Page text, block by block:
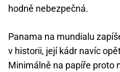
hodně nebezpečná.
Panama na mundialu
v historii, její kádr navíc
Minimálně na papíře proto